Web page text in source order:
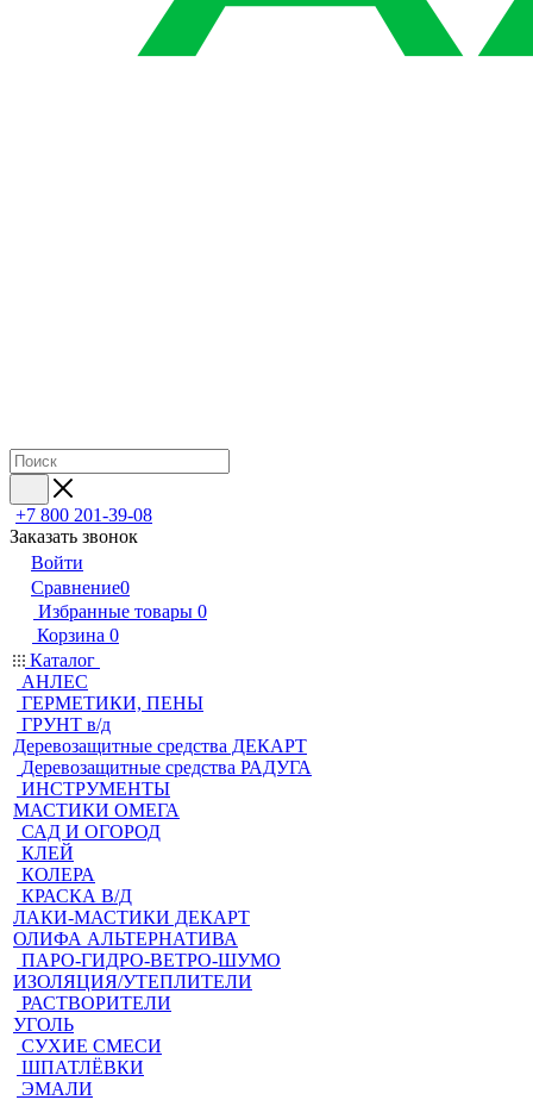
+7 800 201-39-08
Заказать звонок
Войти
Сравнение0
Избранные товары 0
Корзина 0
Каталог
АНЛЕС
ГЕРМЕТИКИ, ПЕНЫ
ГРУНТ в/д
Деревозащитные средства ДЕКАРТ
Деревозащитные средства РАДУГА
ИНСТРУМЕНТЫ
МАСТИКИ ОМЕГА
САД И ОГОРОД
КЛЕЙ
КОЛЕРА
КРАСКА В/Д
ЛАКИ-МАСТИКИ ДЕКАРТ
ОЛИФА АЛЬТЕРНАТИВА
ПАРО-ГИДРО-ВЕТРО-ШУМО
ИЗОЛЯЦИЯ/УТЕПЛИТЕЛИ
РАСТВОРИТЕЛИ
УГОЛЬ
СУХИЕ СМЕСИ
ШПАТЛЁВКИ
ЭМАЛИ